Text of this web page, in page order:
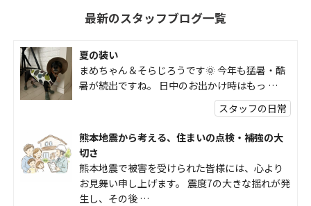
最新のスタッフブログ一覧
夏の装い
まめちゃん＆そらじろうです🌞 今年も猛暑・酷
暑が続出ですね。 日中のお出かけ時はもっ …
スタッフの日常
熊本地震から考える、住まいの点検・補強の大
切さ
熊本地震で被害を受けられた皆様には、心より
お見舞い申し上げます。 震度7の大きな揺れが発
生し、その後 …